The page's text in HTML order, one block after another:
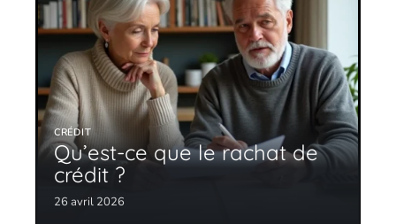
CRÉDIT
Qu’est-ce que le rachat de
crédit ?
26 avril 2026